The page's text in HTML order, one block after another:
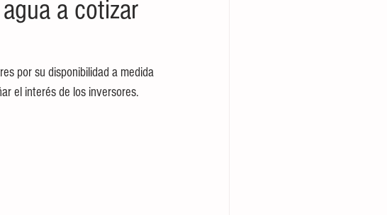
educación Música
a cotizar
por su disponibilidad a medida
el interés de los inversores.